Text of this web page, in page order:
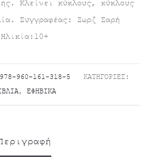
Κλείνει κύκλους, κύκλους
Συγγραφέας: Ζωρζ Σαρή
Ηλικία:10+
978-960-161-318-5
ΚΑΤΗΓΟΡΊΕΣ:
, ΕΦΗΒΙΚΆ